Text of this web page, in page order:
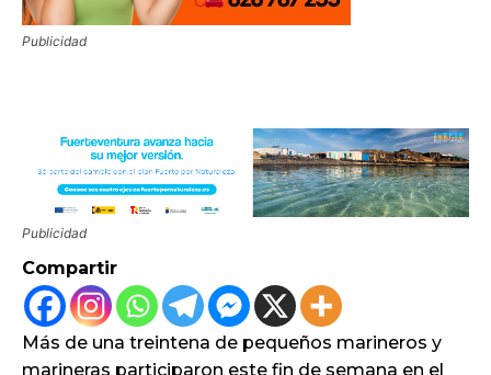
Publicidad
Publicidad
Compartir
Más de una treintena de pequeños marineros y
marineras participaron este fin de semana en el